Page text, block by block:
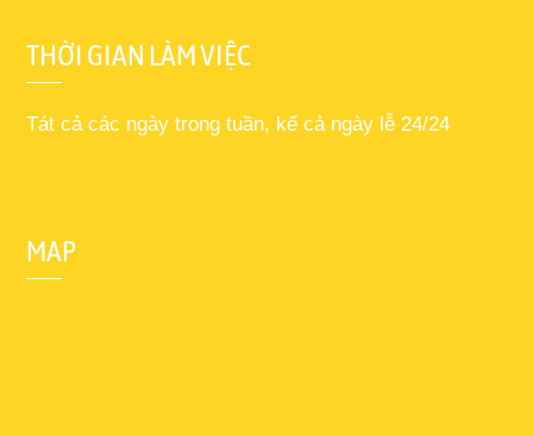
THỜI GIAN LÀM VIỆC
Tát cả các ngày trong tuần, kể cả ngày lễ 24/24
MAP